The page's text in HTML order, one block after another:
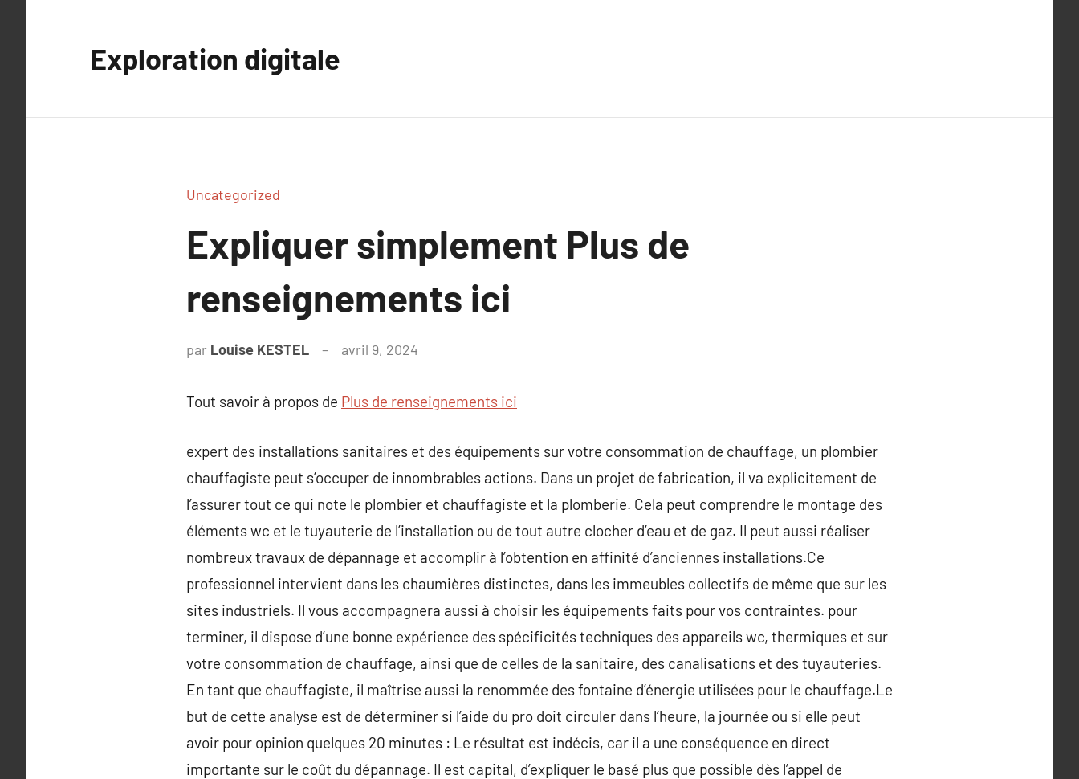
Exploration digitale
Uncategorized
Expliquer simplement Plus de
renseignements ici
par Louise KESTEL avril 9, 2024
Tout savoir à propos de Plus de renseignements ici
expert des installations sanitaires et des équipements sur votre consommation de chauffage, un plombier
chauffagiste peut s’occuper de innombrables actions. Dans un projet de fabrication, il va explicitement de
l’assurer tout ce qui note le plombier et chauffagiste et la plomberie. Cela peut comprendre le montage des
éléments wc et le tuyauterie de l’installation ou de tout autre clocher d’eau et de gaz. Il peut aussi réaliser
nombreux travaux de dépannage et accomplir à l’obtention en affinité d’anciennes installations.Ce
professionnel intervient dans les chaumières distinctes, dans les immeubles collectifs de même que sur les
sites industriels. Il vous accompagnera aussi à choisir les équipements faits pour vos contraintes. pour
terminer, il dispose d’une bonne expérience des spécificités techniques des appareils wc, thermiques et sur
votre consommation de chauffage, ainsi que de celles de la sanitaire, des canalisations et des tuyauteries.
En tant que chauffagiste, il maîtrise aussi la renommée des fontaine d’énergie utilisées pour le chauffage.Le
but de cette analyse est de déterminer si l’aide du pro doit circuler dans l’heure, la journée ou si elle peut
avoir pour opinion quelques 20 minutes : Le résultat est indécis, car il a une conséquence en direct
importante sur le coût du dépannage. Il est capital, d’expliquer le basé plus que possible dès l’appel de